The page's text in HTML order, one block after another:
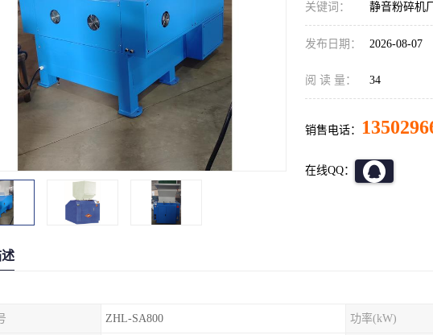
关键词： 静音粉碎机厂
发布日期： 2026-08-07
阅 读 量： 34
销售电话：
在线QQ：
ZHL-SA800 功率(kW)